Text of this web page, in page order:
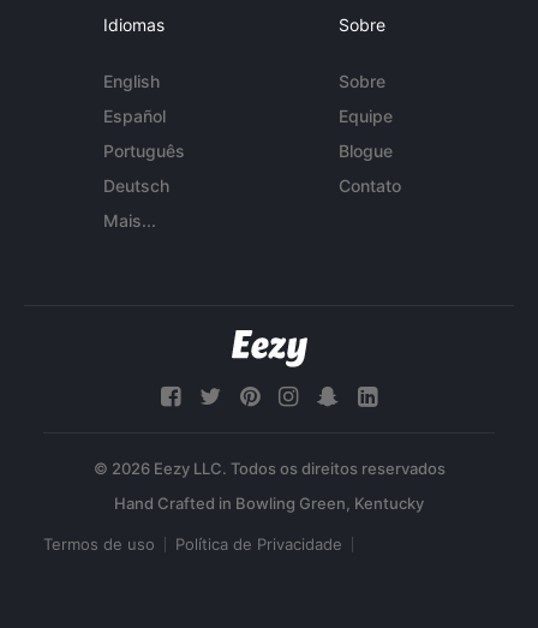
Idiomas
English
Español
Português
Deutsch
Mais...
Sobre
Sobre
Equipe
Blogue
Contato
© 2026 Eezy LLC. Todos os direitos reservados
Termos de uso Política de Privacidade